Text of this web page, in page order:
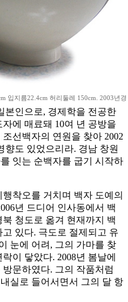
입지름22.4cm 허리둘레 150cm. 2003년경
본인으로, 경제학을 전공한
에 매료돼 10여 년 공방을
선백자의 연원을 찾아 2002
향도 있었으리라. 경남 창원
잇는 순백자를 굽기 시작하
착오를 거치며 백자 도예의
년 드디어 인사동에서 백
청도로 옮겨 현재까지 백
있다. 극도로 절제되고 유
눈에 어려, 그의 가마를 찾
이 닿았다. 2008년 봄날에
문하였다. 그의 작품처럼
실로 들어서면서 그의 달 항